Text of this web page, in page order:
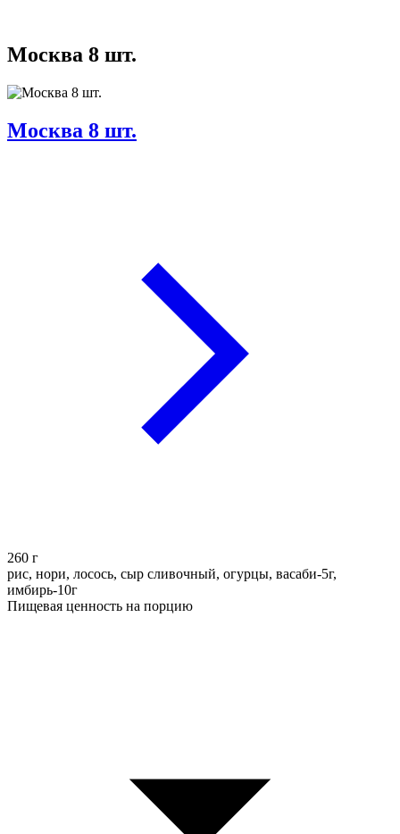
Москва 8 шт.
Москва 8 шт.
260 г
рис, нори, лосось, сыр сливочный, огурцы, васаби-5г,
имбирь-10г
Пищевая ценность на порцию